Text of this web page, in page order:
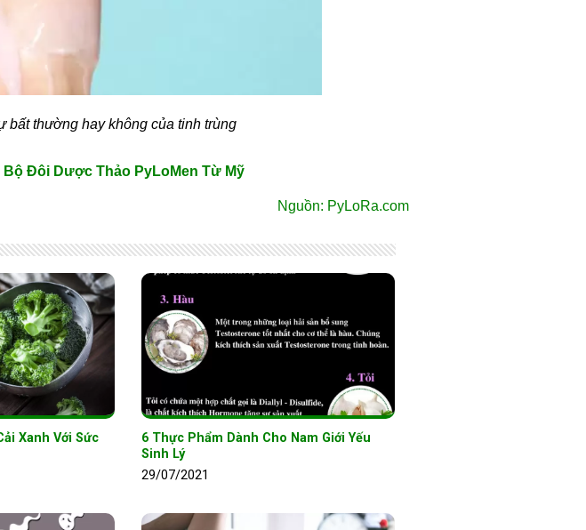
bất thường hay không của tinh trùng
Đôi Dược Thảo PyLoMen Từ Mỹ
Nguồn: PyLoRa.com
Xanh Với Sức
6 Thực Phẩm Dành Cho Nam Giới Yếu
Sinh Lý
29/07/2021